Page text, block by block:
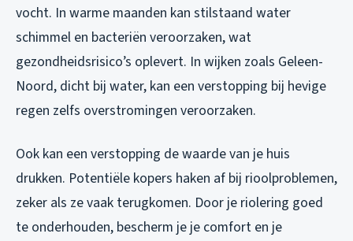
vocht. In warme maanden kan stilstaand water
schimmel en bacteriën veroorzaken, wat
gezondheidsrisico’s oplevert. In wijken zoals Geleen-
Noord, dicht bij water, kan een verstopping bij hevige
regen zelfs overstromingen veroorzaken.
Ook kan een verstopping de waarde van je huis
drukken. Potentiële kopers haken af bij rioolproblemen,
zeker als ze vaak terugkomen. Door je riolering goed
te onderhouden, bescherm je je comfort en je